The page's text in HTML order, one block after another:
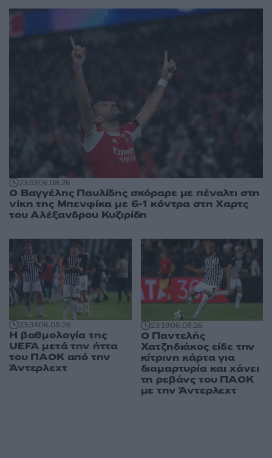
23:5306.08.26
Ο Βαγγέλης Παυλίδης σκόραρε με πέναλτι στη
νίκη της Μπενφίκα με 6-1 κόντρα στη Χαρτς
του Αλέξανδρου Κυζιρίδη
23:3406.08.26
Η βαθμολογία της
UEFA μετά την ήττα
του ΠΑΟΚ από την
Άντερλεχτ
23:1906.08.26
Ο Παντελής
Χατζηδιάκος είδε την
κίτρινη κάρτα για
διαμαρτυρία και χάνει
τη ρεβάνς του ΠΑΟΚ
με την Άντερλεχτ